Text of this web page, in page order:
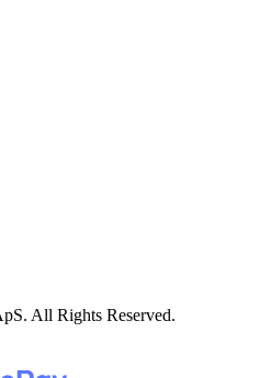
All Rights Reserved.